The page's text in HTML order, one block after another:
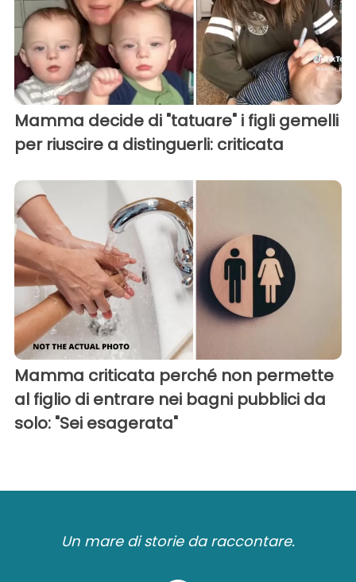
Mamma decide di "tatuare" i figli gemelli
per riuscire a distinguerli: criticata
Mamma criticata perché non permette
al figlio di entrare nei bagni pubblici da
solo: "Sei esagerata"
Un mare di storie da raccontare.